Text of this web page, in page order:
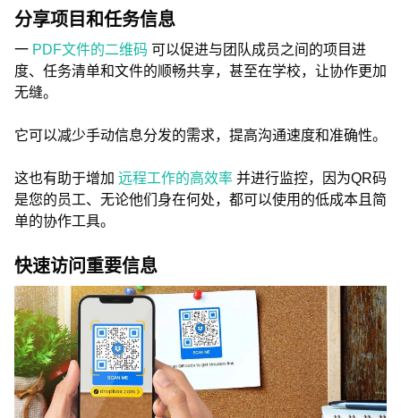
分享项目和任务信息
一 PDF文件的二维码 可以促进与团队成员之间的项目进
度、任务清单和文件的顺畅共享，甚至在学校，让协作更加
无缝。
它可以减少手动信息分发的需求，提高沟通速度和准确性。
这也有助于增加 远程工作的高效率 并进行监控，因为QR码
是您的员工、无论他们身在何处，都可以使用的低成本且简
单的协作工具。
快速访问重要信息